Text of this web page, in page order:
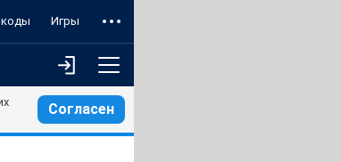
Игры
Согласен